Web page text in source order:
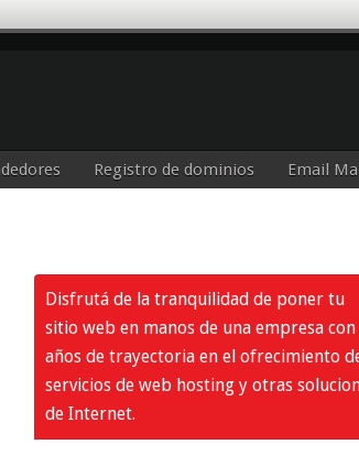
Registro de dominios Email
Disfrutá de la tranquilidad de poner tu
sitio web en manos de una empresa con
años de trayectoria en el ofrecimiento
servicios de web hosting y otras
de Internet.